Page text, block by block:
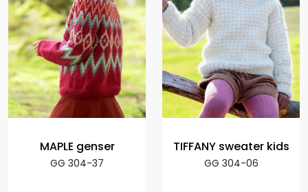
MAPLE genser
GG 304-37
TIFFANY sweater kids
GG 304-06